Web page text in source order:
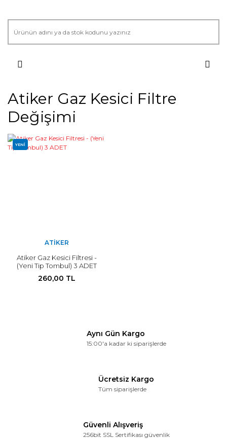
Atiker Gaz Kesici Filtre
Değişimi
YENİ
ATIKER
Atiker Gaz Kesici Filtresi -
(Yeni Tip Tombul) 3 ADET
260,00 TL
Aynı Gün Kargo
15:00'a kadar ki siparişlerde
Ücretsiz Kargo
Tüm siparişlerde
Güvenli Alışveriş
256bit SSL Sertifikası güvenlik